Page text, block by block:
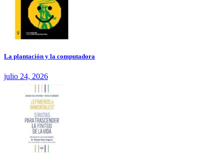
La plantación y la computadora
julio 24, 2026